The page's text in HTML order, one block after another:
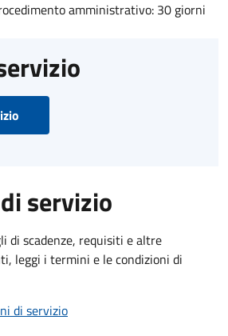
amministrativo: 30 giorni
servizio
di scadenze, requisiti e altre
leggi i termini e le condizioni di
di servizio